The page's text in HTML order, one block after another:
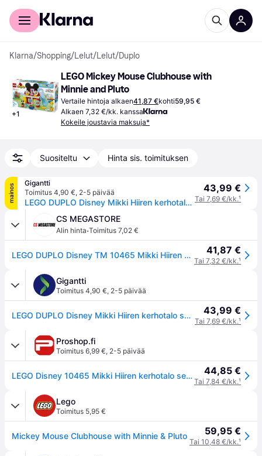
Kuluttajille
Klarna/Shopping/Lelut/Lelut/Duplo
+1
LEGO Mickey Mouse Clubhouse with
Minnie and Pluto
Vertaile hintoja alkaen41,87 €kohti59,95 €
Alkaen 7,32 €/kk. kanssa
Kokeile joustavia maksuja*
Suositeltu Hinta sis. toimituksen
mainos
Gigantti
Toimitus 4,90 €, 2-5 päivää
LEGO DUPLO Disney Mikki Hiiren kerhotalo sekä Minni ja Pluto 10465
43,99 €
Tai 7,69 €/kk.¹
CS MEGASTORE
Alin hinta·Toimitus 7,02 €
LEGO DUPLO Disney TM 10465 Mikki Hiiren kerhotalo sekä Minni ja Pluto 41,87 €
Tai 7,32 €/kk.¹
Gigantti
Toimitus 4,90 €, 2-5 päivää
LEGO DUPLO Disney Mikki Hiiren kerhotalo sekä Minni ja Pluto 10465 43,99 €
Tai 7,69 €/kk.¹
Proshop.fi
Toimitus 6,99 €, 2-5 päivää
LEGO Disney 10465 Mikki Hiiren kerhotalo sekä Minni ja Pluto 44,85 €
Tai 7,84 €/kk.¹
Lego
Toimitus 5,95 €
Mickey Mouse Clubhouse with Minnie & Pluto 59,95 €
Tai 10,48 €/kk.¹